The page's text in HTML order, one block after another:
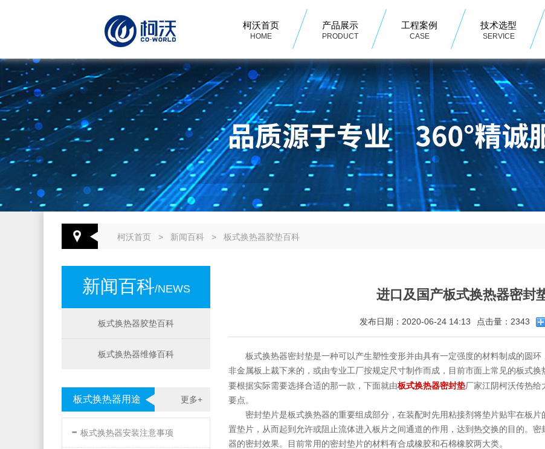
柯沃首页
HOME
产品展示
PRODUCT
工程案例
CASE
技术选型
SERVICE
柯沃首页 > 新闻百科 > 板式换热器胶垫百科
新闻百科/NEWS
板式换热器胶垫百科
板式换热器维修百科
更多+
板式换热器用途
- 板式换热器安装注意事项
进口及国产板式换热器密封
发布日期：2020-06-24 14:13 点击量：2343
板式换热器密封垫是一种可以产生塑性变形并由具有一定强度的材料制成的圆
非金属板上裁下来的，或由专业工厂按规定尺寸制作而成，目前市面上常见的板式
要根据实际需要选择合适的那一款，下面就由板式换热器密封垫厂家江阴柯沃传热给
要点。
密封垫片是板式换热器的重要组成部分，在装配时先用粘接剂将垫片贴牢在板
置垫片，从而起到允许或阻止流体进入板片之间通道的作用，达到热交换的目的。
器的密封效果。目前常用的密封垫片的材料有合成橡胶和石棉橡胶两大类。